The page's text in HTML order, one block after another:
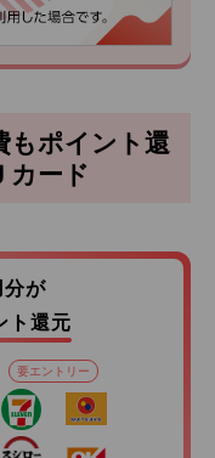
もポイント還
カード
分が
ト還元
要エントリー